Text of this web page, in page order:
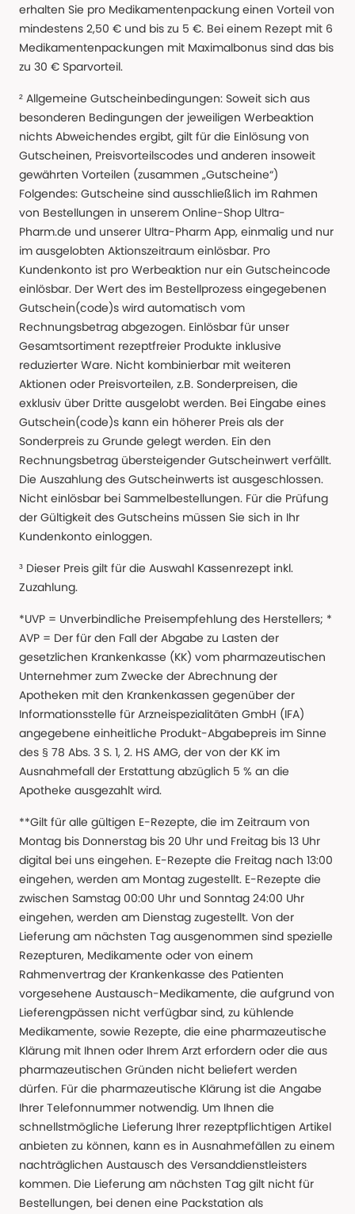
erhalten Sie pro Medikamentenpackung einen Vorteil von
mindestens 2,50 € und bis zu 5 €. Bei einem Rezept mit 6
Medikamentenpackungen mit Maximalbonus sind das bis
zu 30 € Sparvorteil.
² Allgemeine Gutscheinbedingungen: Soweit sich aus
besonderen Bedingungen der jeweiligen Werbeaktion
nichts Abweichendes ergibt, gilt für die Einlösung von
Gutscheinen, Preisvorteilscodes und anderen insoweit
gewährten Vorteilen (zusammen „Gutscheine“)
Folgendes: Gutscheine sind ausschließlich im Rahmen
von Bestellungen in unserem Online-Shop Ultra-
Pharm.de und unserer Ultra-Pharm App, einmalig und nur
im ausgelobten Aktionszeitraum einlösbar. Pro
Kundenkonto ist pro Werbeaktion nur ein Gutscheincode
einlösbar. Der Wert des im Bestellprozess eingegebenen
Gutschein(code)s wird automatisch vom
Rechnungsbetrag abgezogen. Einlösbar für unser
Gesamtsortiment rezeptfreier Produkte inklusive
reduzierter Ware. Nicht kombinierbar mit weiteren
Aktionen oder Preisvorteilen, z.B. Sonderpreisen, die
exklusiv über Dritte ausgelobt werden. Bei Eingabe eines
Gutschein(code)s kann ein höherer Preis als der
Sonderpreis zu Grunde gelegt werden. Ein den
Rechnungsbetrag übersteigender Gutscheinwert verfällt.
Die Auszahlung des Gutscheinwerts ist ausgeschlossen.
Nicht einlösbar bei Sammelbestellungen. Für die Prüfung
der Gültigkeit des Gutscheins müssen Sie sich in Ihr
Kundenkonto einloggen.
³ Dieser Preis gilt für die Auswahl Kassenrezept inkl.
Zuzahlung.
*UVP = Unverbindliche Preisempfehlung des Herstellers; *
AVP = Der für den Fall der Abgabe zu Lasten der
gesetzlichen Krankenkasse (KK) vom pharmazeutischen
Unternehmer zum Zwecke der Abrechnung der
Apotheken mit den Krankenkassen gegenüber der
Informationsstelle für Arzneispezialitäten GmbH (IFA)
angegebene einheitliche Produkt-Abgabepreis im Sinne
des § 78 Abs. 3 S. 1, 2. HS AMG, der von der KK im
Ausnahmefall der Erstattung abzüglich 5 % an die
Apotheke ausgezahlt wird.
**Gilt für alle gültigen E-Rezepte, die im Zeitraum von
Montag bis Donnerstag bis 20 Uhr und Freitag bis 13 Uhr
digital bei uns eingehen. E-Rezepte die Freitag nach 13:00
eingehen, werden am Montag zugestellt. E-Rezepte die
zwischen Samstag 00:00 Uhr und Sonntag 24:00 Uhr
eingehen, werden am Dienstag zugestellt. Von der
Lieferung am nächsten Tag ausgenommen sind spezielle
Rezepturen, Medikamente oder von einem
Rahmenvertrag der Krankenkasse des Patienten
vorgesehene Austausch-Medikamente, die aufgrund von
Lieferengpässen nicht verfügbar sind, zu kühlende
Medikamente, sowie Rezepte, die eine pharmazeutische
Klärung mit Ihnen oder Ihrem Arzt erfordern oder die aus
pharmazeutischen Gründen nicht beliefert werden
dürfen. Für die pharmazeutische Klärung ist die Angabe
Ihrer Telefonnummer notwendig. Um Ihnen die
schnellstmögliche Lieferung Ihrer rezeptpflichtigen Artikel
anbieten zu können, kann es in Ausnahmefällen zu einem
nachträglichen Austausch des Versanddienstleisters
kommen. Die Lieferung am nächsten Tag gilt nicht für
Bestellungen, bei denen eine Packstation als